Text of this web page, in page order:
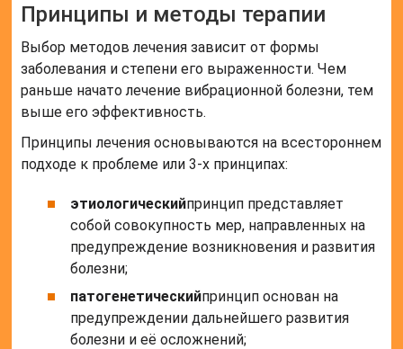
Принципы и методы терапии
Выбор методов лечения зависит от формы
заболевания и степени его выраженности. Чем
раньше начато лечение вибрационной болезни, тем
выше его эффективность.
Принципы лечения основываются на всестороннем
подходе к проблеме или 3-х принципах:
этиологическийпринцип представляет
собой совокупность мер, направленных на
предупреждение возникновения и развития
болезни;
патогенетическийпринцип основан на
предупреждении дальнейшего развития
болезни и её осложнений;